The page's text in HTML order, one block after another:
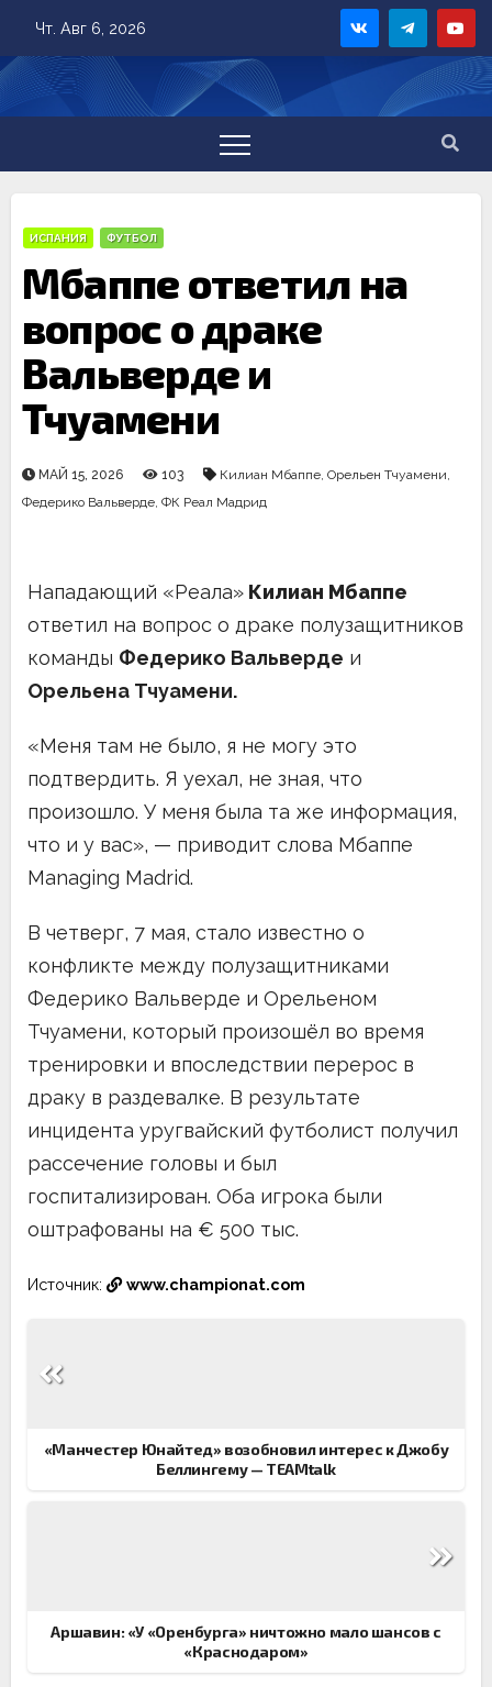
content
Чт. Авг 6, 2026
ИСПАНИЯ ФУТБОЛ
Мбаппе ответил на
вопрос о драке
Вальверде и
Тчуамени
МАЙ 15, 2026 103 Килиан Мбаппе, Орельен Тчуамени,
Федерико Вальверде, ФК Реал Мадрид
Нападающий «Реала» Килиан Мбаппе
ответил на вопрос о драке полузащитников
команды Федерико Вальверде и
Орельена Тчуамени.
«Меня там не было, я не могу это
подтвердить. Я уехал, не зная, что
произошло. У меня была та же информация,
что и у вас», — приводит слова Мбаппе
Managing Madrid.
В четверг, 7 мая, стало известно о
конфликте между полузащитниками
Федерико Вальверде и Орельеном
Тчуамени, который произошёл во время
тренировки и впоследствии перерос в
драку в раздевалке. В результате
инцидента уругвайский футболист получил
рассечение головы и был
госпитализирован. Оба игрока были
оштрафованы на € 500 тыс.
Источник: www.championat.com
по
«Манчестер Юнайтед» возобновил интерес к Джобу
Беллингему — TEAMtalk
Аршавин: «У «Оренбурга» ничтожно мало шансов с
«Краснодаром»